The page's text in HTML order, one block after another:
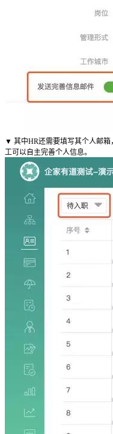
▼ 其中HR还需要填写其个人邮
工可以自主完善个人信息。